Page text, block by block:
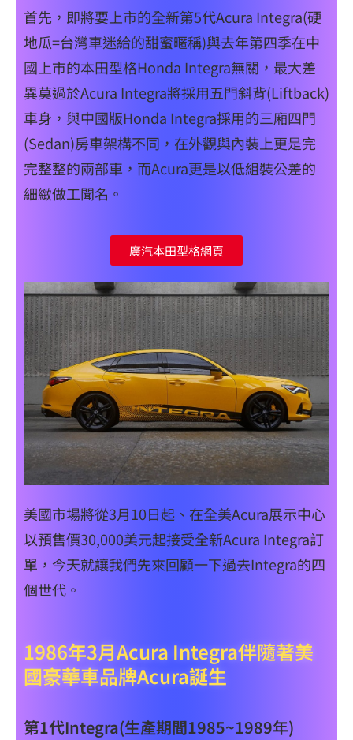
首先，即將要上市的全新第5代Acura Integra(硬
地瓜=台灣車迷給的甜蜜暱稱)與去年第四季在中
國上市的本田型格Honda Integra無關，最大差
異莫過於Acura Integra將採用五門斜背(Liftback)
車身，與中國版Honda Integra採用的三廂四門
(Sedan)房車架構不同，在外觀與內裝上更是完
完整整的兩部車，而Acura更是以低組裝公差的
細緻做工聞名。
廣汽本田型格網頁
美國市場將從3月10日起、在全美Acura展示中心
以預售價30,000美元起接受全新Acura Integra訂
單，今天就讓我們先來回顧一下過去Integra的四
個世代。
1986年3月Acura Integra伴隨著美
國豪華車品牌Acura誕生
第1代Integra(生產期間1985~1989年)